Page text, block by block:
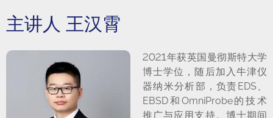
主讲人 王汉霄
2021年获英国曼彻斯特大学
博士学位，随后加入牛津仪
器纳米分析部，负责EDS、
EBSD和OmniProbe的技术
推广与应用支持。博士期间